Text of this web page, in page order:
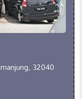
32040